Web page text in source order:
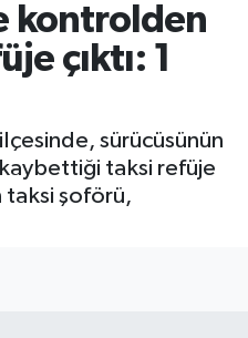
kontrolden
çıktı: 1
sürücüsünün
taksi refüje
taksi şoförü,
ve Fikstür